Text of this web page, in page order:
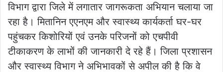
विभाग द्वारा जिले में लगातार जागरूकता अभियान चलाया जा
रहा है। मितानिन एएनएम और स्वास्थ्य कार्यकर्ता घर-घर
पहुंचकर किशोरियों एवं उनके परिजनों को एचपीवी
टीकाकरण के लाभों की जानकारी दे रहे हैं। जिला प्रशासन
और स्वास्थ्य विभाग ने अभिभावकों से अपील की है कि वे